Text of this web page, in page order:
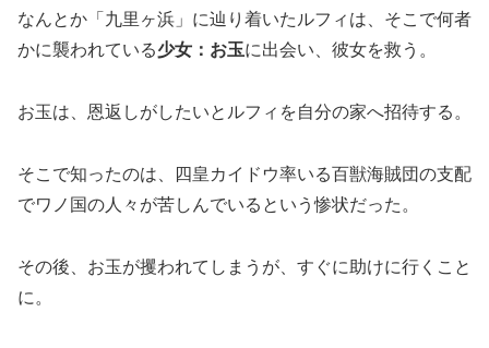
なんとか「九里ヶ浜」に辿り着いたルフィは、そこで何者
かに襲われている少女：お玉に出会い、彼女を救う。
お玉は、恩返しがしたいとルフィを自分の家へ招待する。
そこで知ったのは、四皇カイドウ率いる百獣海賊団の支配
でワノ国の人々が苦しんでいるという惨状だった。
その後、お玉が攫われてしまうが、すぐに助けに行くこと
に。